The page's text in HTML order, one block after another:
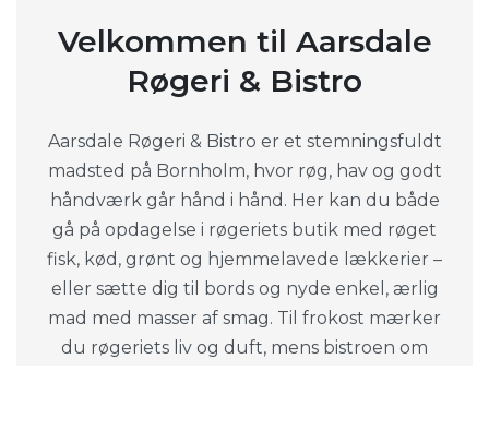
Velkommen til Aarsdale
Røgeri & Bistro
Aarsdale Røgeri & Bistro er et stemningsfuldt
madsted på Bornholm, hvor røg, hav og godt
håndværk går hånd i hånd. Her kan du både
gå på opdagelse i røgeriets butik med røget
fisk, kød, grønt og hjemmelavede lækkerier –
eller sætte dig til bords og nyde enkel, ærlig
mad med masser af smag. Til frokost mærker
du røgeriets liv og duft, mens bistroen om